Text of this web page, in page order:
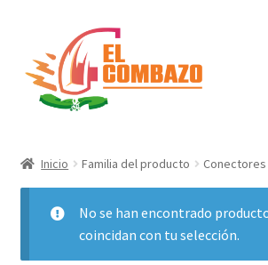
DJ, Audio e Iluminación PRO
Grabación de Audio & Video
Inicio Familia del producto
No se han encontrado
coincidan con tu selección.